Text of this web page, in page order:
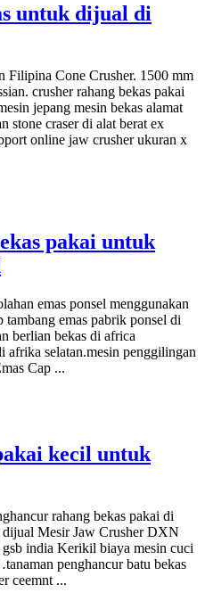
untuk dijual di
Filipina Cone Crusher. 1500 mm
crusher rahang bekas pakai
jepang mesin bekas alamat
stone craser di alat berat ex
online jaw crusher ukuran x
pakai untuk
emas ponsel menggunakan
emas pabrik ponsel di
berlian bekas di africa
afrika selatan.mesin penggilingan
Cap ...
kecil untuk
rahang bekas pakai di
Mesir Jaw Crusher DXN
india Kerikil biaya mesin cuci
penghancur batu bekas
ceemnt ...